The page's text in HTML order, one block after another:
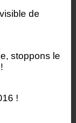
de
stoppons le
!